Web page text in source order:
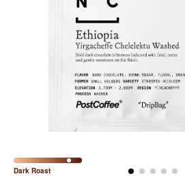
ドリップバッグ
コーヒーセット
ミルク・フード類
アクセサリ
CFFBNS
Dark Roast